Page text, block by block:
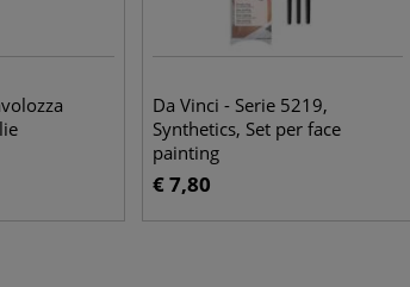
Da Vinci - Serie 5219,
Synthetics, Set per face
painting
€ 7,80